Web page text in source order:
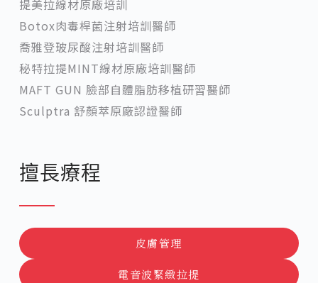
提美拉線材原廠培訓
Botox肉毒桿菌注射培訓醫師
喬雅登玻尿酸注射培訓醫師
秘特拉提MINT線材原廠培訓醫師
MAFT GUN 臉部自體脂肪移植研習醫師
Sculptra 舒顏萃原廠認證醫師
擅長療程
皮膚管理
電音波緊緻拉提